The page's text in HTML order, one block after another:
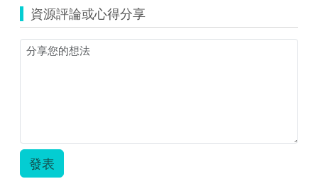
一
年
資源評論或心得分享
發表